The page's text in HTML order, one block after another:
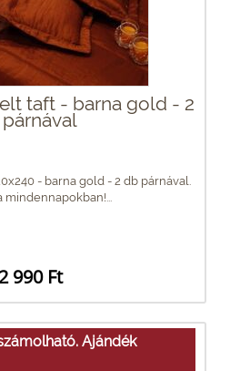
taft - barna gold - 2
- barna gold - 2 db párnával.
mindennapokban!...
990 Ft
Ajándék